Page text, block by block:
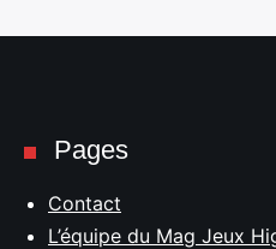
Pages
Contact
L’équipe du Mag Jeux